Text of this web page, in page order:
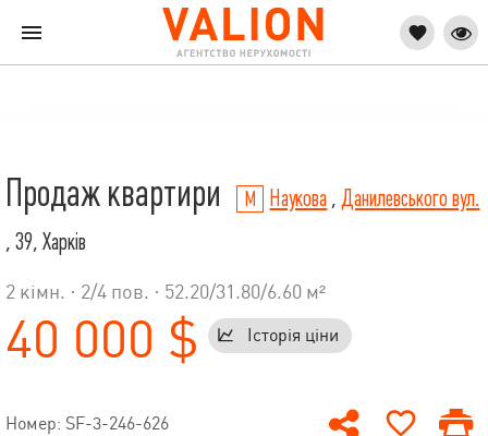
Продаж квартири Наукова ,Данилевського вул.
, 39, Харків
2 кімн. · 2/4 пов. · 52.20/31.80/6.60 м²
40 000 $ Історія ціни
Номер: SF-3-246-626